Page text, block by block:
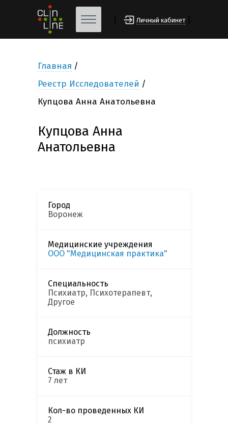
Личный кабинет
Главная
Реестр Исследователей
Купцова Анна Анатольевна
Купцова Анна
Анатольевна
Город
Воронеж
Медицинские учреждения
ООО "Медицинская практика"
Специальность
Психиатр, Психотерапевт,
Другое
Должность
психиатр
Стаж в КИ
7 лет
Кол-во проведенных КИ
2